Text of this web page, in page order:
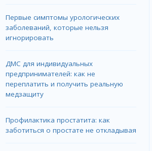
Первые симптомы урологических
заболеваний, которые нельзя
игнорировать
ДМС для индивидуальных
предпринимателей: как не
переплатить и получить реальную
медзащиту
Профилактика простатита: как
заботиться о простате не откладывая